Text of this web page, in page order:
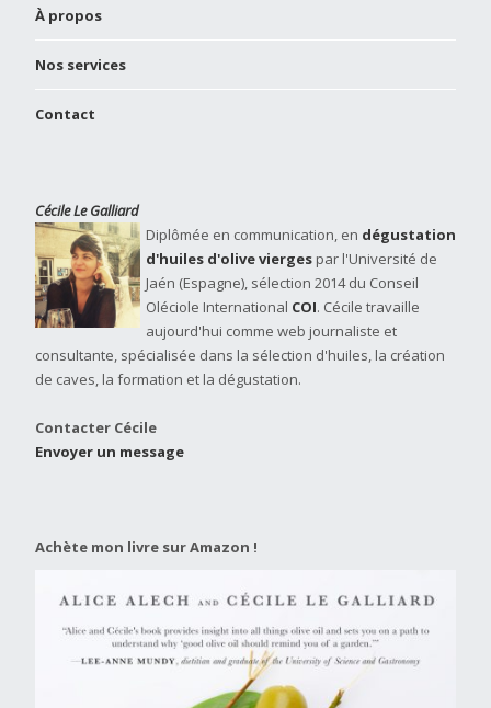
À propos
Nos services
Contact
Cécile Le Galliard
Diplômée en communication, en dégustation
d'huiles d'olive vierges par l'Université de
Jaén (Espagne), sélection 2014 du Conseil
Oléciole International COI. Cécile travaille
aujourd'hui comme web journaliste et
consultante, spécialisée dans la sélection d'huiles, la création
de caves, la formation et la dégustation.
Contacter Cécile
Envoyer un message
Achète mon livre sur Amazon !